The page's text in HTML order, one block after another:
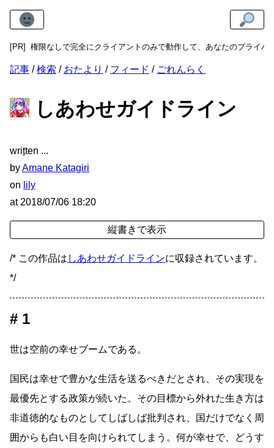
[PR]
なしで完全にクライアントのみで動作して、あなたのプライバシーを守り
記事 検索 おたより フィード ごれんらく
しあわせガイドライン
written
byAmane Katagiri
on lily
at 2018/07/06 18:20
/* この作品は しあわせガイドラインに収録されています。
*/
1
世は空前の幸せブームである。
国民は幸せで豊かな生活を送るべきだとされ、その実現を
最優先とする政策が続いた。その目標から外れた生き方は
非道徳的なものとしてしばしば批判され、国だけでなく周
囲からも白い目を向けられてしまう。何が幸せで、どうす